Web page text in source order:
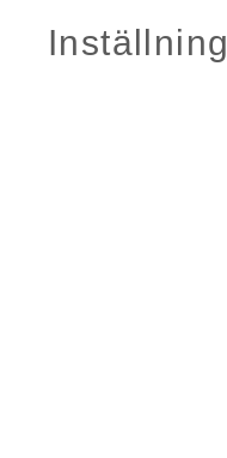
Inställning